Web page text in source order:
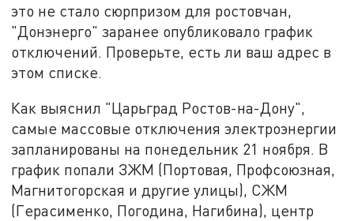
это не стало сюрпризом для ростовчан,
"Донэнерго" заранее опубликовало график
отключений. Проверьте, есть ли ваш адрес в
этом списке.
Как выяснил "Царьград Ростов-на-Дону",
самые массовые отключения электроэнергии
запланированы на понедельник 21 ноября. В
график попали ЗЖМ (Портовая, Профсоюзная,
Магнитогорская и другие улицы), СЖМ
(Герасименко, Погодина, Нагибина), центр